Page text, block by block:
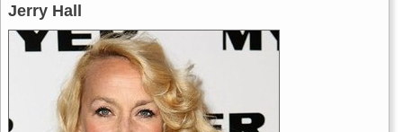
Jerry Hall